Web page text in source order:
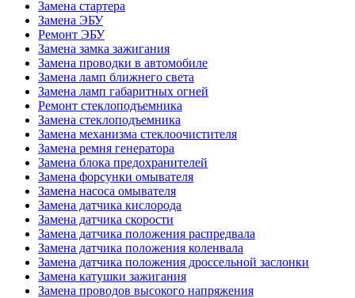
Замена стартера
Замена ЭБУ
Ремонт ЭБУ
Замена замка зажигания
Замена проводки в автомобиле
Замена ламп ближнего света
Замена ламп габаритных огней
Ремонт стеклоподъемника
Замена стеклоподъемника
Замена механизма стеклоочистителя
Замена ремня генератора
Замена блока предохранителей
Замена форсунки омывателя
Замена насоса омывателя
Замена датчика кислорода
Замена датчика скорости
Замена датчика положения распредвала
Замена датчика положения коленвала
Замена датчика положения дроссельной заслонки
Замена катушки зажигания
Замена проводов высокого напряжения